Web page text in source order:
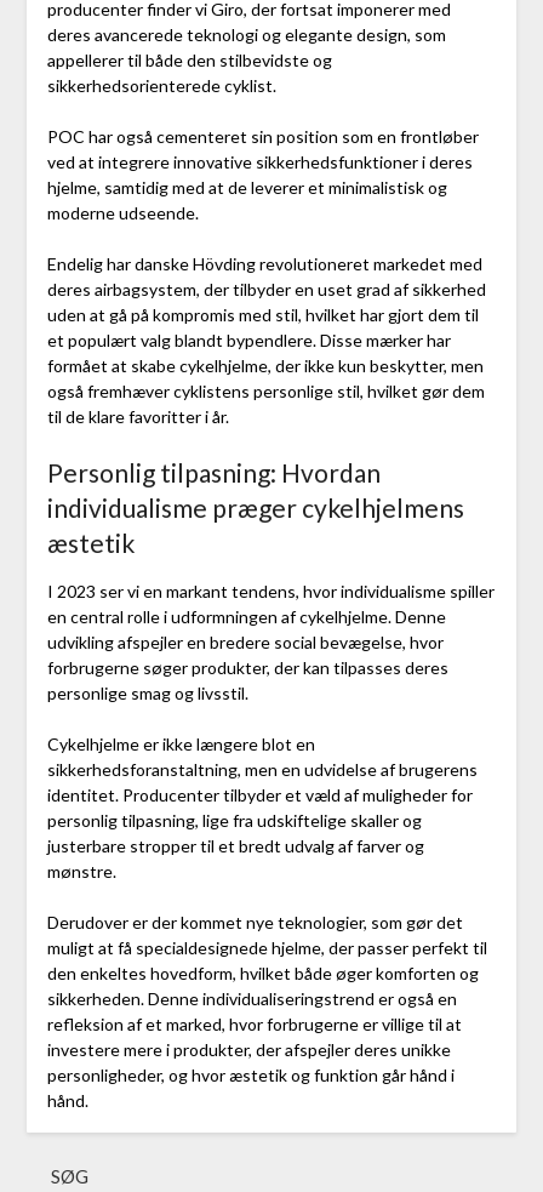
producenter finder vi Giro, der fortsat imponerer med
deres avancerede teknologi og elegante design, som
appellerer til både den stilbevidste og
sikkerhedsorienterede cyklist.
POC har også cementeret sin position som en frontløber
ved at integrere innovative sikkerhedsfunktioner i deres
hjelme, samtidig med at de leverer et minimalistisk og
moderne udseende.
Endelig har danske Hövding revolutioneret markedet med
deres airbagsystem, der tilbyder en uset grad af sikkerhed
uden at gå på kompromis med stil, hvilket har gjort dem til
et populært valg blandt bypendlere. Disse mærker har
formået at skabe cykelhjelme, der ikke kun beskytter, men
også fremhæver cyklistens personlige stil, hvilket gør dem
til de klare favoritter i år.
Personlig tilpasning: Hvordan
individualisme præger cykelhjelmens
æstetik
I 2023 ser vi en markant tendens, hvor individualisme spiller
en central rolle i udformningen af cykelhjelme. Denne
udvikling afspejler en bredere social bevægelse, hvor
forbrugerne søger produkter, der kan tilpasses deres
personlige smag og livsstil.
Cykelhjelme er ikke længere blot en
sikkerhedsforanstaltning, men en udvidelse af brugerens
identitet. Producenter tilbyder et væld af muligheder for
personlig tilpasning, lige fra udskiftelige skaller og
justerbare stropper til et bredt udvalg af farver og
mønstre.
Derudover er der kommet nye teknologier, som gør det
muligt at få specialdesignede hjelme, der passer perfekt til
den enkeltes hovedform, hvilket både øger komforten og
sikkerheden. Denne individualiseringstrend er også en
refleksion af et marked, hvor forbrugerne er villige til at
investere mere i produkter, der afspejler deres unikke
personligheder, og hvor æstetik og funktion går hånd i
hånd.
SØG